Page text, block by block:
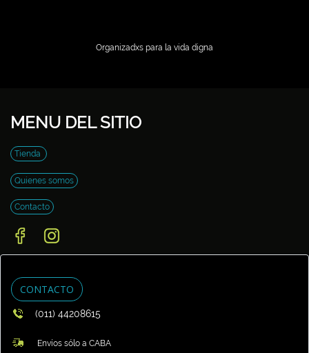
Organizadxs para la vida digna
MENU DEL SITIO
Tienda
Quienes somos
Contacto
CONTACTO
(011) 44208615
Envíos sólo a CABA